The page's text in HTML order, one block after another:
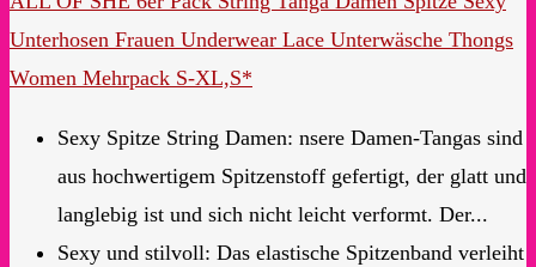
Unterhosen Frauen Underwear Lace Unterwäsche Thongs
Women Mehrpack S-XL,S*
Sexy Spitze String Damen: nsere Damen-Tangas sind
aus hochwertigem Spitzenstoff gefertigt, der glatt und
langlebig ist und sich nicht leicht verformt. Der...
Sexy und stilvoll: Das elastische Spitzenband verleiht